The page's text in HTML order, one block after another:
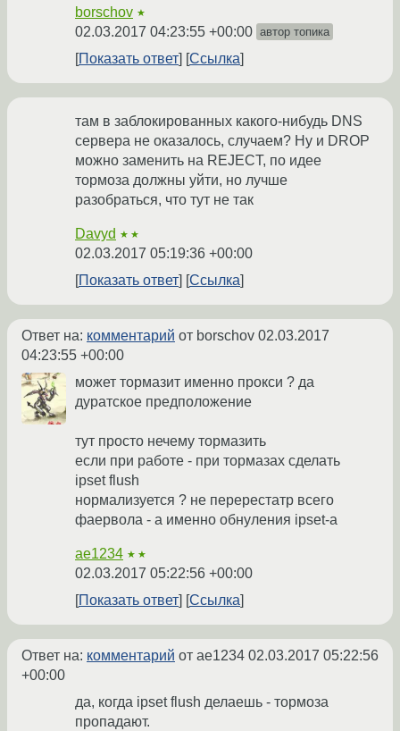
borschov ★
02.03.2017 04:23:55 +00:00 автор топика
Показать ответ Ссылка
там в заблокированных какого-нибудь DNS
сервера не оказалось, случаем? Ну и DROP
можно заменить на REJECT, по идее
тормоза должны уйти, но лучше
разобраться, что тут не так
Davyd ★★
02.03.2017 05:19:36 +00:00
Показать ответ
Ссылка
Ответ на: комментарий от borschov 02.03.2017
04:23:55 +00:00
может тормазит именно прокси ? да
дуратское предположение
тут просто нечему тормазить
если при работе - при тормазах сделать
ipset flush
нормализуется ? не перерестатр всего
фаервола - а именно обнуления ipset-а
ae1234 ★★
02.03.2017 05:22:56 +00:00
Показать ответ
Ссылка
Ответ на: комментарий от ae1234 02.03.2017 05:22:56
+00:00
да, когда ipset flush делаешь - тормоза
пропадают.